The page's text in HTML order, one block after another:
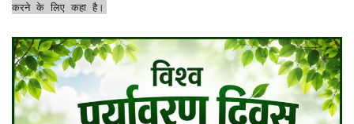
करने के लिए कहा है।